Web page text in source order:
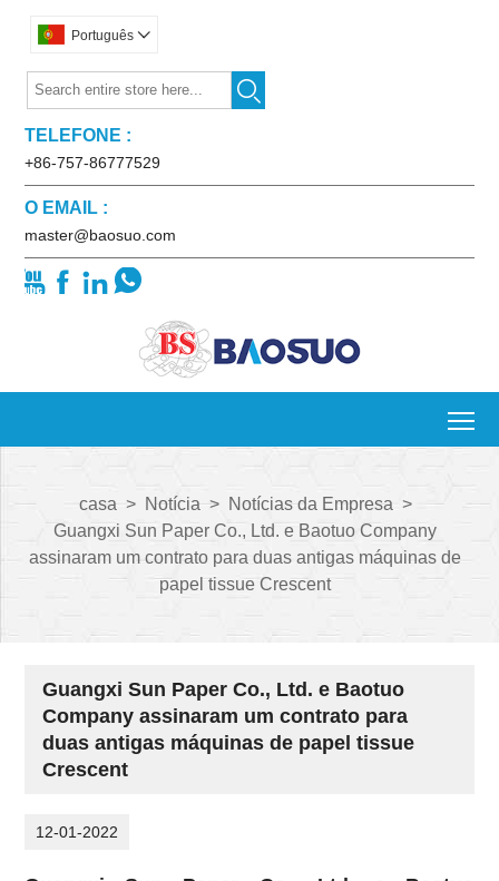
Português 

TELEFONE :
+86-757-86777529
O EMAIL :
master@baosuo.com
   
casa > Notícia > Notícias da Empresa >
Guangxi Sun Paper Co., Ltd. e Baotuo Company
assinaram um contrato para duas antigas máquinas de
papel tissue Crescent
Guangxi Sun Paper Co., Ltd. e Baotuo
Company assinaram um contrato para
duas antigas máquinas de papel tissue
Crescent
12-01-2022